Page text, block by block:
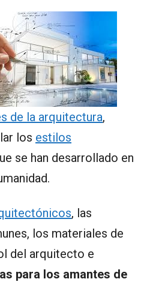
de la arquitectura,
los estilos
se han desarrollado en
, las
los materiales de
del arquitecto e
para los amantes de